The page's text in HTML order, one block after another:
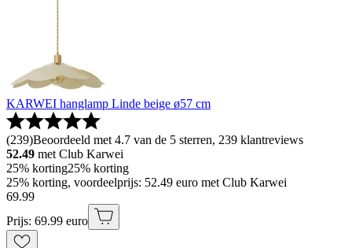
KARWEI hanglamp Linde beige ø57 cm
(239)Beoordeeld met 4.7 van de 5 sterren, 239 klantreviews
52.49 met Club Karwei
25% korting25% korting
25% korting, voordeelprijs: 52.49 euro met Club Karwei
69.99
Prijs: 69.99 euro